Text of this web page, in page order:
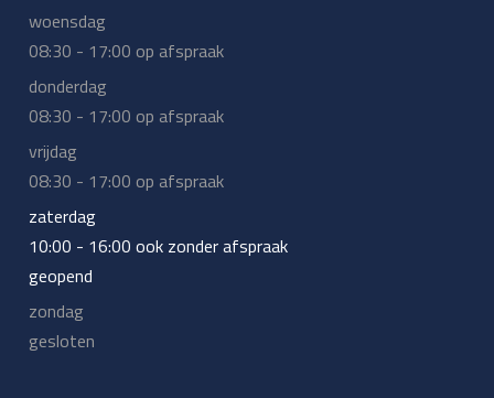
woensdag
08:30 - 17:00 op afspraak
donderdag
08:30 - 17:00 op afspraak
vrijdag
08:30 - 17:00 op afspraak
zaterdag
10:00 - 16:00 ook zonder afspraak
geopend
zondag
gesloten